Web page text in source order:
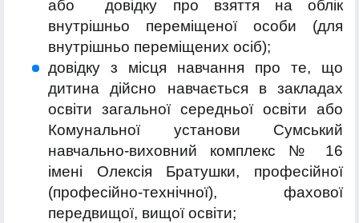
або довідку про взяття на облік
внутрішньо переміщеної особи (для
внутрішньо переміщених осіб);
довідку з місця навчання про те, що
дитина дійсно навчається в закладах
освіти загальної середньої освіти або
Комунальної установи Сумський
навчально-виховний комплекс № 16
імені Олексія Братушки, професійної
(професійно-технічної), фахової
передвищої, вищої освіти;